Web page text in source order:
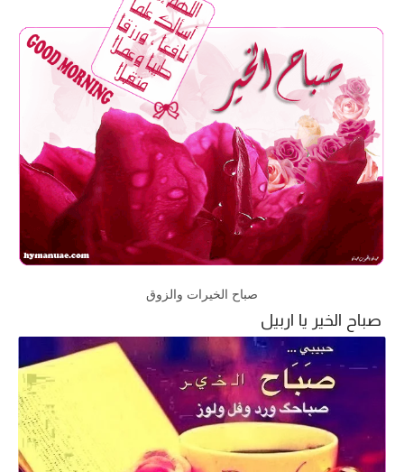
صباح الخيرات والزوق
صباح الخير يا اربيل